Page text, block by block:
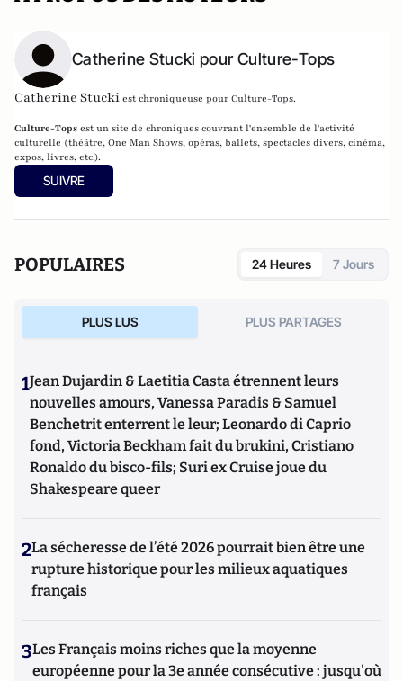
Catherine Stucki pour Culture-Tops
Catherine Stucki est chroniqueuse pour Culture-Tops.
Culture-Tops est un site de chroniques couvrant l'ensemble de l'activité
culturelle (théâtre, One Man Shows, opéras, ballets, spectacles divers, cinéma,
expos, livres, etc.).
SUIVRE
POPULAIRES 24 Heures 7 Jours
PLUS LUS PLUS PARTAGES
1Jean Dujardin & Laetitia Casta étrennent leurs
nouvelles amours, Vanessa Paradis & Samuel
Benchetrit enterrent le leur; Leonardo di Caprio
fond, Victoria Beckham fait du brukini, Cristiano
Ronaldo du bisco-fils; Suri ex Cruise joue du
Shakespeare queer
2La sécheresse de l’été 2026 pourrait bien être une
rupture historique pour les milieux aquatiques
français
3Les Français moins riches que la moyenne
européenne pour la 3e année consécutive : jusqu'où